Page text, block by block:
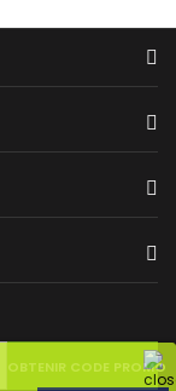
OBTENIR CODE PROMO